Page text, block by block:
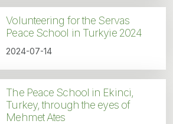
Volunteering for the Servas
Peace School in Turkyie 2024
2024-07-14
The Peace School in Ekinci,
Turkey, through the eyes of
Mehmet Ates